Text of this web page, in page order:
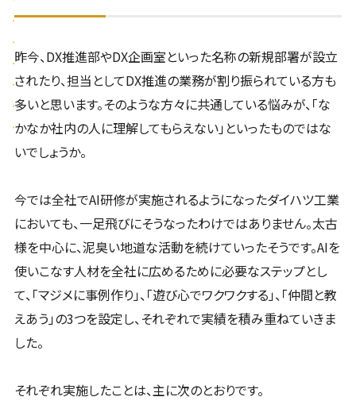
昨今、DX推進部やDX企画室といった名称の新規部署が設立
されたり、担当としてDX推進の業務が割り振られている方も
多いと思います。そのような方々に共通している悩みが、「な
かなか社内の人に理解してもらえない」といったものではな
いでしょうか。
今では全社でAI研修が実施されるようになったダイハツ工業
においても、一足飛びにそうなったわけではありません。太古
様を中心に、泥臭い地道な活動を続けていったそうです。AIを
使いこなす人材を全社に広めるために必要なステップとし
て、「マジメに事例作り」、「遊び心でワクワクする」、「仲間と教
えあう」の3つを設定し、それぞれで実績を積み重ねていきま
した。
それぞれ実施したことは、主に次のとおりです。